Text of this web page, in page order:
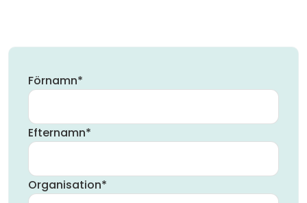
Förnamn*
Efternamn*
Organisation*